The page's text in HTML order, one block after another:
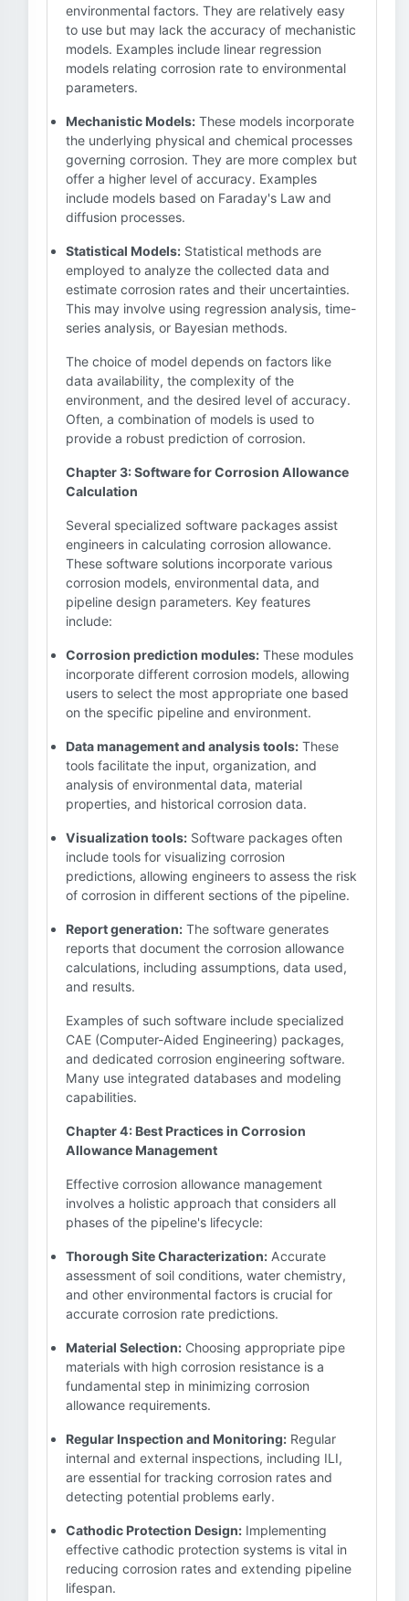
environmental factors. They are relatively easy
to use but may lack the accuracy of mechanistic
models. Examples include linear regression
models relating corrosion rate to environmental
parameters.
Mechanistic Models: These models incorporate
the underlying physical and chemical processes
governing corrosion. They are more complex but
offer a higher level of accuracy. Examples
include models based on Faraday's Law and
diffusion processes.
Statistical Models: Statistical methods are
employed to analyze the collected data and
estimate corrosion rates and their uncertainties.
This may involve using regression analysis, time-
series analysis, or Bayesian methods.
The choice of model depends on factors like
data availability, the complexity of the
environment, and the desired level of accuracy.
Often, a combination of models is used to
provide a robust prediction of corrosion.
Chapter 3: Software for Corrosion Allowance
Calculation
Several specialized software packages assist
engineers in calculating corrosion allowance.
These software solutions incorporate various
corrosion models, environmental data, and
pipeline design parameters. Key features
include:
Corrosion prediction modules: These modules
incorporate different corrosion models, allowing
users to select the most appropriate one based
on the specific pipeline and environment.
Data management and analysis tools: These
tools facilitate the input, organization, and
analysis of environmental data, material
properties, and historical corrosion data.
Visualization tools: Software packages often
include tools for visualizing corrosion
predictions, allowing engineers to assess the risk
of corrosion in different sections of the pipeline.
Report generation: The software generates
reports that document the corrosion allowance
calculations, including assumptions, data used,
and results.
Examples of such software include specialized
CAE (Computer-Aided Engineering) packages,
and dedicated corrosion engineering software.
Many use integrated databases and modeling
capabilities.
Chapter 4: Best Practices in Corrosion
Allowance Management
Effective corrosion allowance management
involves a holistic approach that considers all
phases of the pipeline's lifecycle:
Thorough Site Characterization: Accurate
assessment of soil conditions, water chemistry,
and other environmental factors is crucial for
accurate corrosion rate predictions.
Material Selection: Choosing appropriate pipe
materials with high corrosion resistance is a
fundamental step in minimizing corrosion
allowance requirements.
Regular Inspection and Monitoring: Regular
internal and external inspections, including ILI,
are essential for tracking corrosion rates and
detecting potential problems early.
Cathodic Protection Design: Implementing
effective cathodic protection systems is vital in
reducing corrosion rates and extending pipeline
lifespan.